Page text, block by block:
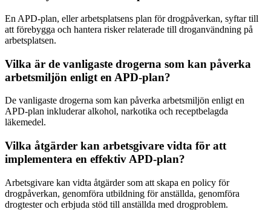
En APD-plan, eller arbetsplatsens plan för drogpåverkan, syftar till
att förebygga och hantera risker relaterade till droganvändning på
arbetsplatsen.
Vilka är de vanligaste drogerna som kan påverka
arbetsmiljön enligt en APD-plan?
De vanligaste drogerna som kan påverka arbetsmiljön enligt en
APD-plan inkluderar alkohol, narkotika och receptbelagda
läkemedel.
Vilka åtgärder kan arbetsgivare vidta för att
implementera en effektiv APD-plan?
Arbetsgivare kan vidta åtgärder som att skapa en policy för
drogpåverkan, genomföra utbildning för anställda, genomföra
drogtester och erbjuda stöd till anställda med drogproblem.